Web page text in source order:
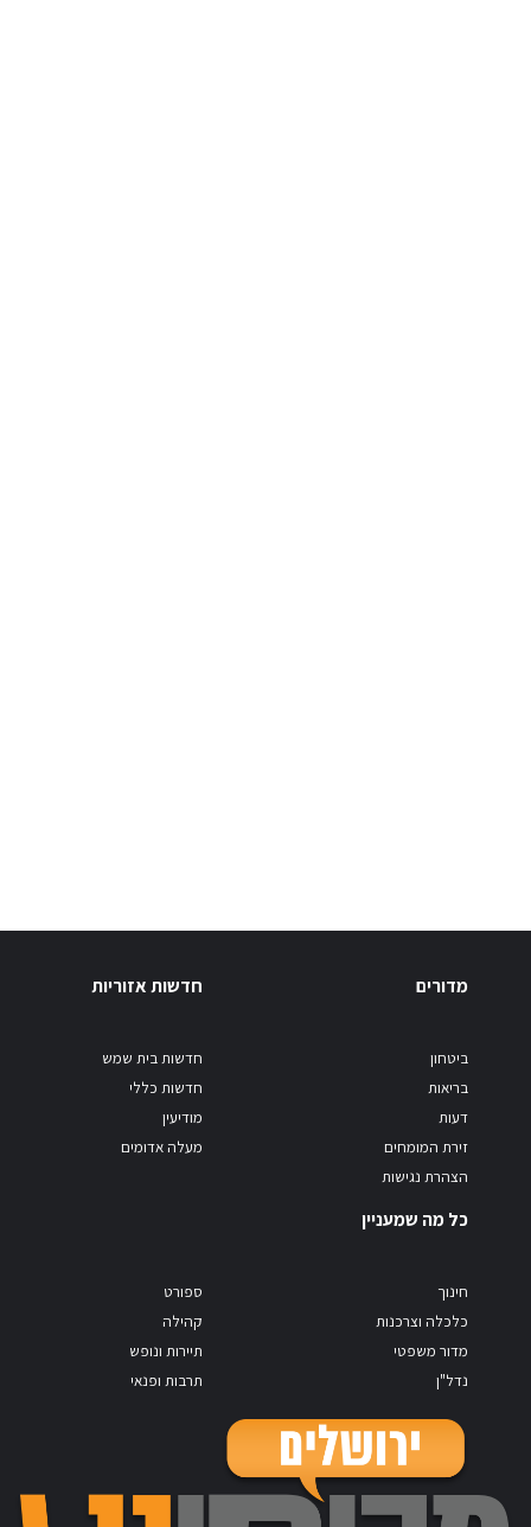
מדורים
ביטחון
בריאות
דעות
זירת המומחים
הצהרת נגישות
חדשות אזוריות
חדשות בית שמש
חדשות כללי
מודיעין
מעלה אדומים
כל מה שמעניין
חינוך
כלכלה וצרכנות
מדור משפטי
נדל"ן
ספורט
קהילה
תיירות ונופש
תרבות ופנאי